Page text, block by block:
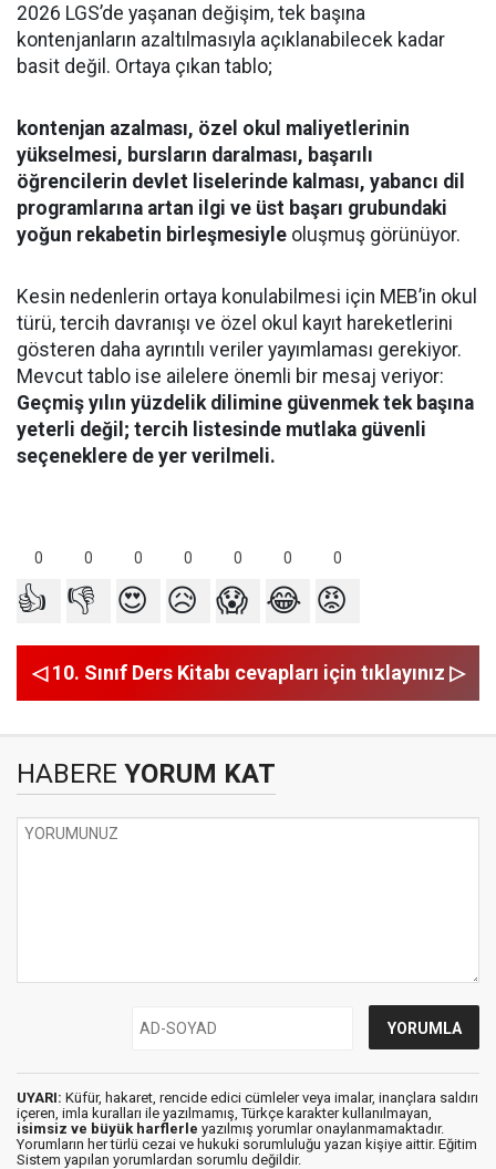
2026 LGS’de yaşanan değişim, tek başına
kontenjanların azaltılmasıyla açıklanabilecek kadar
basit değil. Ortaya çıkan tablo;
kontenjan azalması, özel okul maliyetlerinin
yükselmesi, bursların daralması, başarılı
öğrencilerin devlet liselerinde kalması, yabancı dil
programlarına artan ilgi ve üst başarı grubundaki
yoğun rekabetin birleşmesiyle oluşmuş görünüyor.
Kesin nedenlerin ortaya konulabilmesi için MEB’in okul
türü, tercih davranışı ve özel okul kayıt hareketlerini
gösteren daha ayrıntılı veriler yayımlaması gerekiyor.
Mevcut tablo ise ailelere önemli bir mesaj veriyor:
Geçmiş yılın yüzdelik dilimine güvenmek tek başına
yeterli değil; tercih listesinde mutlaka güvenli
seçeneklere de yer verilmeli.
0 0 0 0 0 0 0
👍 👎 😍 😥 😱 😂 😡
◁ 10. Sınıf Ders Kitabı cevapları için tıklayınız ▷
HABERE YORUM KAT
UYARI: Küfür, hakaret, rencide edici cümleler veya imalar, inançlara saldırı
içeren, imla kuralları ile yazılmamış, Türkçe karakter kullanılmayan,
isimsiz ve büyük harflerle yazılmış yorumlar onaylanmamaktadır.
Yorumların her türlü cezai ve hukuki sorumluluğu yazan kişiye aittir. Eğitim
Sistem yapılan yorumlardan sorumlu değildir.